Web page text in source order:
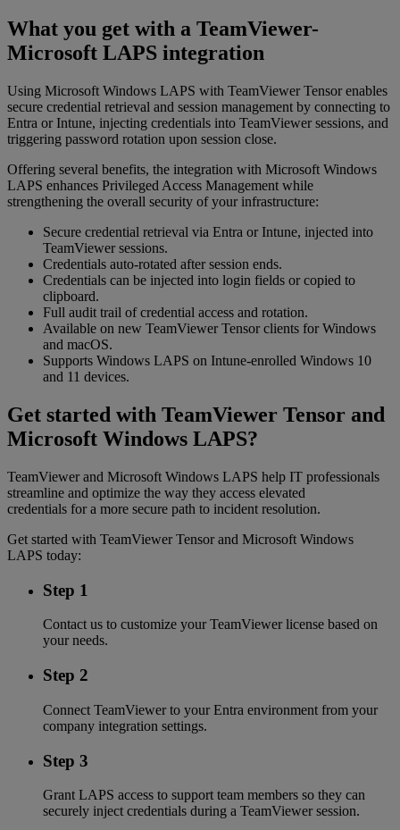
What you get with a TeamViewer-
Microsoft LAPS integration
Using Microsoft Windows LAPS with TeamViewer Tensor enables
secure credential retrieval and session management by connecting to
Entra or Intune, injecting credentials into TeamViewer sessions, and
triggering password rotation upon session close.​
Offering several benefits, the integration with Microsoft Windows
LAPS enhances Privileged Access Management while
strengthening the overall security of your infrastructure:
Secure credential retrieval via Entra or Intune, injected into
TeamViewer sessions.
Credentials auto-rotated after session ends.
Credentials can be injected into login fields or copied to
clipboard.
Full audit trail of credential access and rotation.
Available on new TeamViewer Tensor clients for Windows
and macOS.
Supports Windows LAPS on Intune-enrolled Windows 10
and 11 devices.
Get started with TeamViewer Tensor and
Microsoft Windows LAPS?
TeamViewer and Microsoft Windows LAPS help IT professionals
streamline and optimize the way they access elevated
credentials for a more secure path to incident resolution.
Get started with TeamViewer Tensor and Microsoft Windows
LAPS today:
Step 1
Contact us to customize your TeamViewer license based on
your needs.
Step 2
Connect TeamViewer to your Entra environment from your
company integration settings.
Step 3
Grant LAPS access to support team members so they can
securely inject credentials during a TeamViewer session.